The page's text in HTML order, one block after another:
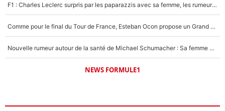
F1 : Charles Leclerc surpris par les paparazzis avec sa femme, les rumeurs étaient vraies !
Comme pour le final du Tour de France, Esteban Ocon propose un Grand Prix de Formule 1 à Paris : «Autour de l’Arc de Triomphe, ce serait génial» !
Nouvelle rumeur autour de la santé de Michael Schumacher : Sa femme Corinna sort du silence
NEWS FORMULE1